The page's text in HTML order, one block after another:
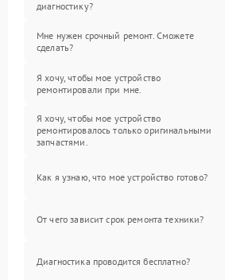
диагностику?
Мне нужен срочный ремонт. Сможете
сделать?
Я хочу, чтобы мое устройство
ремонтировали при мне.
Я хочу, чтобы мое устройство
ремонтировалось только оригинальными
запчастями.
Как я узнаю, что мое устройство готово?
От чего зависит срок ремонта техники?
Диагностика проводится бесплатно?